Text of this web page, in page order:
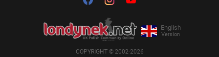
English
Version
COPYRIGHT © 2002-2026